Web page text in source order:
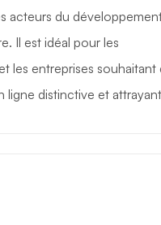
acteurs du
Il est idéal pour les
les entreprises souhaitant
ligne distinctive et